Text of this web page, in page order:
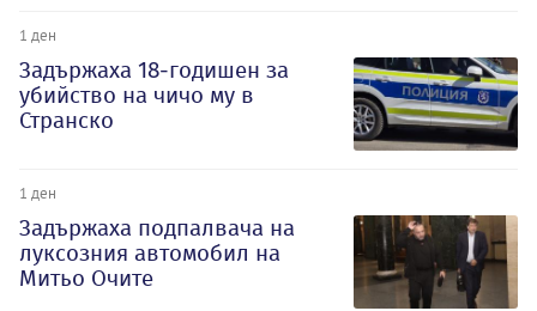
1 ден
Задържаха 18-годишен за
убийство на чичо му в
Странско
1 ден
Задържаха подпалвача на
луксозния автомобил на
Митьо Очите